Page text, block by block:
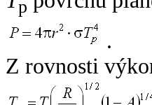
p
.
Z rovnosti